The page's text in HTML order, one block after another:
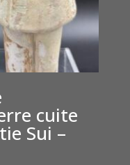
cuite
Sui –